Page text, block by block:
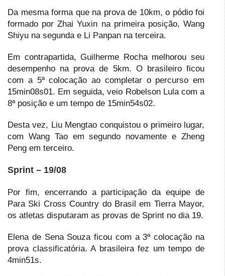
Da mesma forma que na prova de 10km, o pódio foi
formado por Zhai Yuxin na primeira posição, Wang
Shiyu na segunda e Li Panpan na terceira.
Em contrapartida, Guilherme Rocha melhorou seu
desempenho na prova de 5km. O brasileiro ficou
com a 5ª colocação ao completar o percurso em
15min08s01. Em seguida, veio Robelson Lula com a
8ª posição e um tempo de 15min54s02.
Desta vez, Liu Mengtao conquistou o primeiro lugar,
com Wang Tao em segundo novamente e Zheng
Peng em terceiro.
Sprint – 19/08
Por fim, encerrando a participação da equipe de
Para Ski Cross Country do Brasil em Tierra Mayor,
os atletas disputaram as provas de Sprint no dia 19.
Elena de Sena Souza ficou com a 3ª colocação na
prova classificatória. A brasileira fez um tempo de
4min51s.